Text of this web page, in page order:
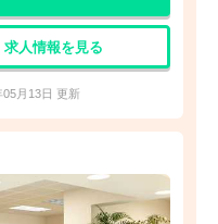
求人情報を見る
05月13日 更新